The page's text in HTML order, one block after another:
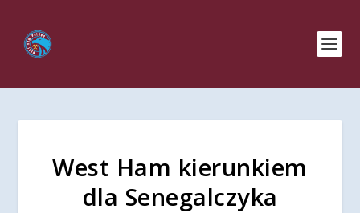
West Ham kierunkiem
dla Senegalczyka